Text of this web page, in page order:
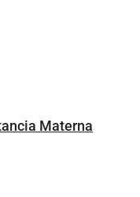
Materna